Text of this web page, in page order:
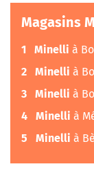
Magasins
1 Minelli à
2 Minelli à
3 Minelli à
4 Minelli à
5 Minelli à